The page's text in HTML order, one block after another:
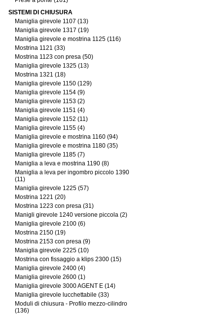
SISTEMI DI CHIUSURA
Maniglia girevole 1107 (13)
Maniglia girevole 1317 (19)
Maniglia girevole e mostrina 1125 (116)
Mostrina 1121 (33)
Mostrina 1123 con presa (50)
Maniglia girevole 1325 (13)
Mostrina 1321 (18)
Maniglia girevole 1150 (129)
Maniglia girevole 1154 (9)
Maniglia girevole 1153 (2)
Maniglia girevole 1151 (4)
Maniglia girevole 1152 (11)
Maniglia girevole 1155 (4)
Maniglia girevole e mostrina 1160 (94)
Maniglia girevole e mostrina 1180 (35)
Maniglia girevole 1185 (7)
Maniglia a leva e mostrina 1190 (8)
Maniglia a leva per ingombro piccolo 1390
(11)
Maniglia girevole 1225 (57)
Mostrina 1221 (20)
Mostrina 1223 con presa (31)
Manigli girevole 1240 versione piccola (2)
Maniglia girevole 2100 (6)
Mostrina 2150 (19)
Mostrina 2153 con presa (9)
Maniglia girevole 2225 (10)
Mostrina con fissaggio a klips 2300 (15)
Maniglia girevole 2400 (4)
Maniglia girevole 2600 (1)
Maniglia girevole 3000 AGENT E (14)
Maniglia girevole lucchettabile (33)
Moduli di chiusura - Profilo mezzo-cilindro
(136)